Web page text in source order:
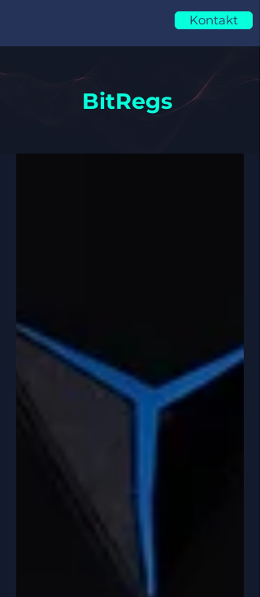
Kontakt
BitRegs